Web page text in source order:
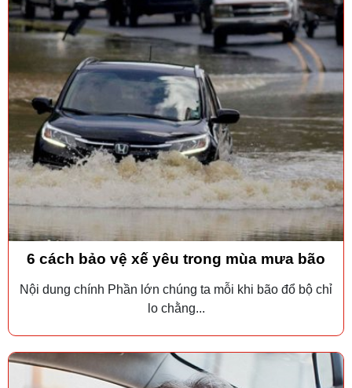
6 cách bảo vệ xế yêu trong mùa mưa bão
Nội dung chính Phần lớn chúng ta mỗi khi bão đổ bộ chỉ
lo chằng...